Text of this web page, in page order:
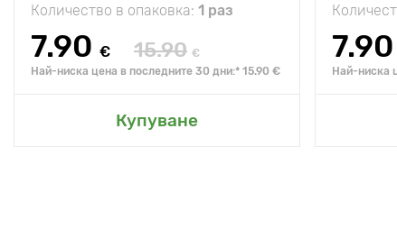
Количество в опаковка: 1 раз
7.90 € 15.90 €
Най-ниска цена в последните 30 дни:* 15.90 €
Купуване
7.90
Най-ниска